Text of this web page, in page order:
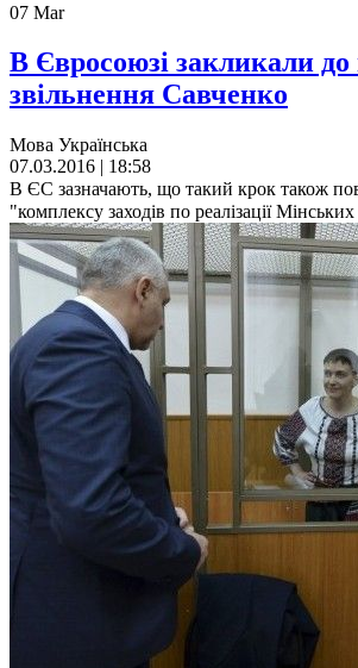
07 Mar
В Євросоюзі закликали до
звільнення Савченко
Мова Українська
07.03.2016 | 18:58
В ЄС зазначають, що такий крок також
"комплексу заходів по реалізації